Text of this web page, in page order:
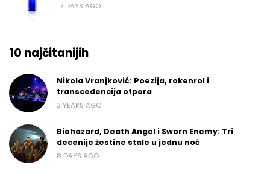
7 DAYS AGO
10 najčitanijih
Nikola Vranjković: Poezija, rokenrol i
transcedencija otpora
3 YEARS AGO
Biohazard, Death Angel i Sworn Enemy: Tri
decenije žestine stale u jednu noć
8 DAYS AGO